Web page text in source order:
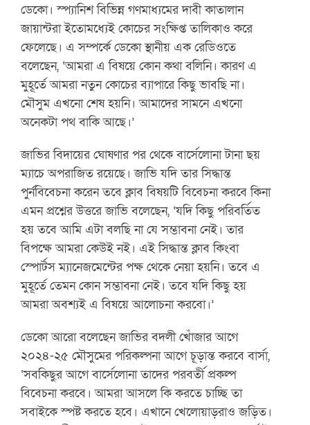
ডেকো। স্প্যানিশ বিভিন্ন গণমাধ্যমের দাবী কাতালান
জায়ান্টরা ইতোমধ্যেই কোচের সংক্ষিপ্ত তালিকাও করে
ফেলেছে। এ সম্পর্কে ডেকো স্থানীয় এক রেডিওতে
বলেছেন, ‘আমরা এ বিষয়ে কোন কথা বলিনি। কারণ এ
মুহূর্তে আমরা নতুন কোচের ব্যাপারে কিছু ভাবছি না।
মৌসুম এখনো শেষ হয়নি। আমাদের সামনে এখনো
অনেকটা পথ বাকি আছে।’
জাভির বিদায়ের ঘোষণার পর থেকে বার্সেলোনা টানা ছয়
ম্যাচে অপরাজিত রয়েছে। জাভি যদি তার সিদ্ধান্ত
পুর্নবিবেচনা করেন তবে ক্লাব বিষয়টি বিবেচনা করবে কিনা
এমন প্রশ্নের উত্তরে জাভি বলেছেন, ‘যদি কিছু পরিবর্তিত
হয় তবে আমি এটা বলছি না যে সম্ভাবনা নেই। তার
বিপক্ষে আমরা কেউই নই। এই সিদ্ধান্ত ক্লাব কিংবা
স্পোর্টস ম্যানেজমেন্টের পক্ষ থেকে নেয়া হয়নি। তবে এ
মুহূর্তে তেমন কোন সম্ভাবনা নেই। তবে যদি কিছু হয়
আমরা অবশ্যই এ বিষয়ে আলোচনা করবো।’
ডেকো আরো বলেছেন জাভির বদলী খোঁজার আগে
২০২৪-২৫ মৌসুমের পরিকল্পনা আগে চূড়ান্ত করবে বার্সা,
‘সবকিছুর আগে বার্সেলোনা তাদের পরবর্তী প্রকল্প
বিবেচনা করবে। আমরা আসলে কি করতে চাচ্ছি তা
সবাইকে স্পষ্ট করতে হবে। এখানে খেলোয়াড়রাও জড়িত।